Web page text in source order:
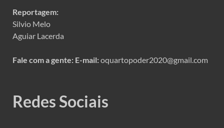
Reportagem:
Silvio Melo
Aguiar Lacerda
Fale com a gente: E-mail:oquartopoder2020@gmail.com
Redes Sociais